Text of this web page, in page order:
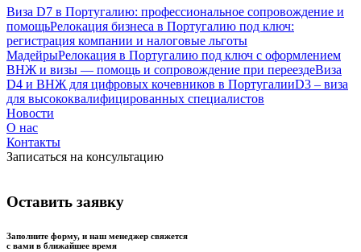
Виза D7 в Португалию: профессиональное сопровождение и
помощьРелокация бизнеса в Португалию под ключ:
регистрация компании и налоговые льготы
МадейрыРелокация в Португалию под ключ с оформлением
ВНЖ и визы — помощь и сопровождение при переездеВиза
D4 и ВНЖ для цифровых кочевников в ПортугалииD3 – виза
для высококвалифицированных специалистов
Новости
О нас
Контакты
Записаться на консультацию
Оставить заявку
Заполните форму, и наш менеджер свяжется
с вами в ближайшее время